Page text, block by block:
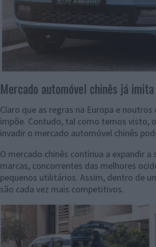
Mercado automóvel chinês já
Claro que as regras na Europa e
impõe. Contudo, tal como temos visto,
invadir o mercado automóvel chinês
O mercado chinês continua a expandir
marcas, concorrentes das melhores
pequenos utilitários. Assim, dentro de
são cada vez mais competitivos.